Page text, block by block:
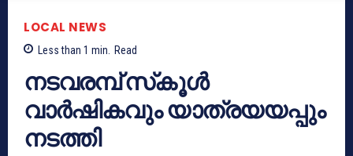
LOCAL NEWS
Less than 1 min. Read
നടവരമ്പ് സ്‌കൂള്‍
വാര്‍ഷികവും യാത്രയയപ്പും
നടത്തി